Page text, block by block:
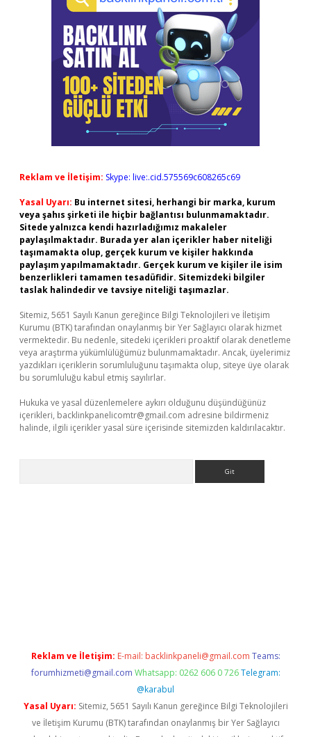
Reklam ve İletişim: Skype: live:.cid.575569c608265c69
Yasal Uyarı: Bu internet sitesi, herhangi bir marka, kurum
veya şahıs şirketi ile hiçbir bağlantısı bulunmamaktadır.
Sitede yalnızca kendi hazırladığımız makaleler
paylaşılmaktadır. Burada yer alan içerikler haber niteliği
taşımamakta olup, gerçek kurum ve kişiler hakkında
paylaşım yapılmamaktadır. Gerçek kurum ve kişiler ile isim
benzerlikleri tamamen tesadüfidir. Sitemizdeki bilgiler
taslak halindedir ve tavsiye niteliği taşımazlar.
Sitemiz, 5651 Sayılı Kanun gereğince Bilgi Teknolojileri ve İletişim
Kurumu (BTK) tarafından onaylanmış bir Yer Sağlayıcı olarak hizmet
vermektedir. Bu nedenle, sitedeki içerikleri proaktif olarak denetleme
veya araştırma yükümlülüğümüz bulunmamaktadır. Ancak, üyelerimiz
yazdıkları içeriklerin sorumluluğunu taşımakta olup, siteye üye olarak
bu sorumluluğu kabul etmiş sayılırlar.
Hukuka ve yasal düzenlemelere aykırı olduğunu düşündüğünüz
içerikleri, backlinkpanelicomtr@gmail.com adresine bildirmeniz
halinde, ilgili içerikler yasal süre içerisinde sitemizden kaldırılacaktır.
Reklam ve İletişim: E-mail: backlinkpaneli@gmail.com Teams:
forumhizmeti@gmail.com Whatsapp: 0262 606 0 726 Telegram:
@karabul
Yasal Uyarı: Sitemiz, 5651 Sayılı Kanun gereğince Bilgi Teknolojileri
ve İletişim Kurumu (BTK) tarafından onaylanmış bir Yer Sağlayıcı